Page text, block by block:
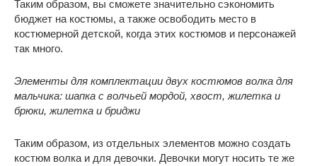
Таким образом, вы сможете значительно сэкономить
бюджет на костюмы, а также освободить место в
костюмерной детской, когда этих костюмов и персонажей
так много.
Элементы для комплектации двух костюмов волка для
мальчика: шапка с волчьей мордой, хвост, жилетка и
брюки, жилетка и бриджи
Таким образом, из отдельных элементов можно создать
костюм волка и для девочки. Девочки могут носить те же